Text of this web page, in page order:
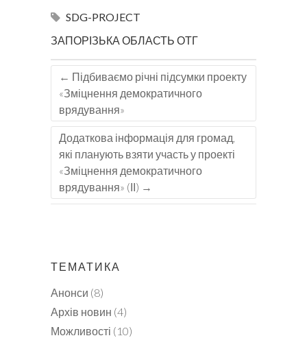
SDG-PROJECT
ЗАПОРІЗЬКА ОБЛАСТЬ ОТГ
← Підбиваємо річні підсумки проекту
«Зміцнення демократичного
врядування»
Додаткова інформація для громад,
які планують взяти участь у проекті
«Зміцнення демократичного
врядування» (ІІ) →
ТЕМАТИКА
Анонси (8)
Архів новин (4)
Можливості (10)